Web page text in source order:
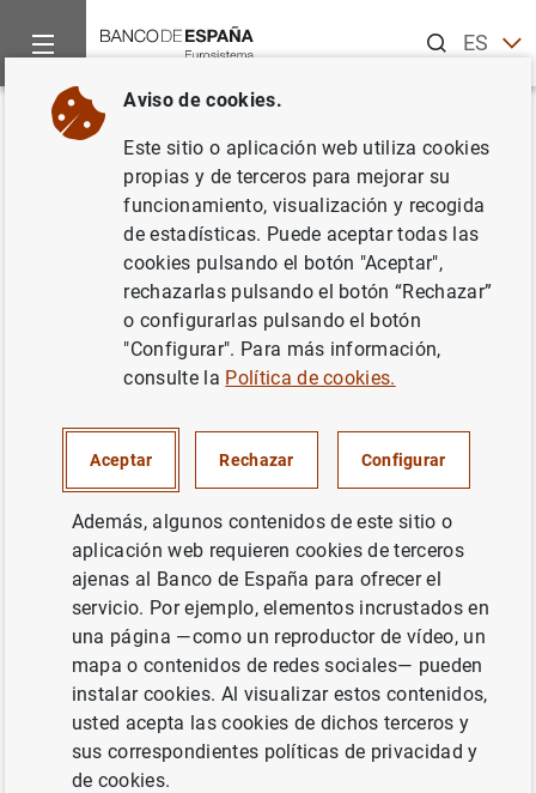
ESEN
Inicio Noticias y eventos
Volver
Estado financiero consolidado
del Eurosistema a 23 de abril de
POLÍTICA MONETARIA
ESPAÑA SITUACIÓN ECONÓMICA
Estado financiero consolidado del
Eurosistema a 23 de abril de 2021 (206
Siguiente
Resultados de la encuesta d...
Aviso de cookies.
Este sitio o aplicación web utiliza cookies
propias y de terceros para mejorar su
funcionamiento, visualización y recogida
de estadísticas. Puede aceptar todas las
cookies pulsando el botón "Aceptar",
rechazarlas pulsando el botón “Rechazar”
o configurarlas pulsando el botón
"Configurar". Para más información,
consulte la Política de cookies.
Aceptar Rechazar Configurar
Además, algunos contenidos de este sitio o
aplicación web requieren cookies de terceros
ajenas al Banco de España para ofrecer el
servicio. Por ejemplo, elementos incrustados en
una página —como un reproductor de vídeo, un
mapa o contenidos de redes sociales— pueden
instalar cookies. Al visualizar estos contenidos,
usted acepta las cookies de dichos terceros y
sus correspondientes políticas de privacidad y
de cookies.